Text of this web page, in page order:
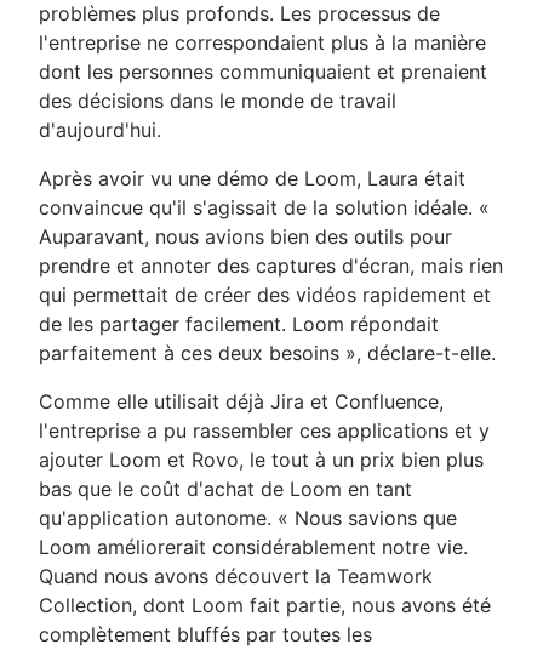
problèmes plus profonds. Les processus de
l'entreprise ne correspondaient plus à la manière
dont les personnes communiquaient et prenaient
des décisions dans le monde de travail
d'aujourd'hui.
Après avoir vu une démo de Loom, Laura était
convaincue qu'il s'agissait de la solution idéale. «
Auparavant, nous avions bien des outils pour
prendre et annoter des captures d'écran, mais rien
qui permettait de créer des vidéos rapidement et
de les partager facilement. Loom répondait
parfaitement à ces deux besoins », déclare-t-elle.
Comme elle utilisait déjà Jira et Confluence,
l'entreprise a pu rassembler ces applications et y
ajouter Loom et Rovo, le tout à un prix bien plus
bas que le coût d'achat de Loom en tant
qu'application autonome. « Nous savions que
Loom améliorerait considérablement notre vie.
Quand nous avons découvert la Teamwork
Collection, dont Loom fait partie, nous avons été
complètement bluffés par toutes les